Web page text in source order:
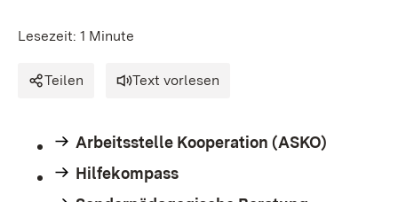
Lesezeit: 1 Minute
Teilen Text vorlesen
Arbeitsstelle Kooperation (ASKO)
Hilfekompass